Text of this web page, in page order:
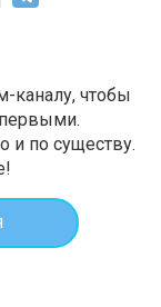
каналу, чтобы
первыми.
и по существу.